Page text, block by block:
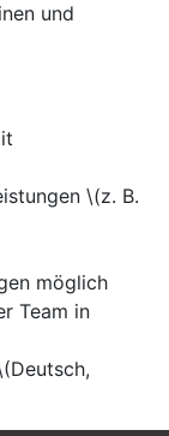
und
\(z. B.
möglich
Team in